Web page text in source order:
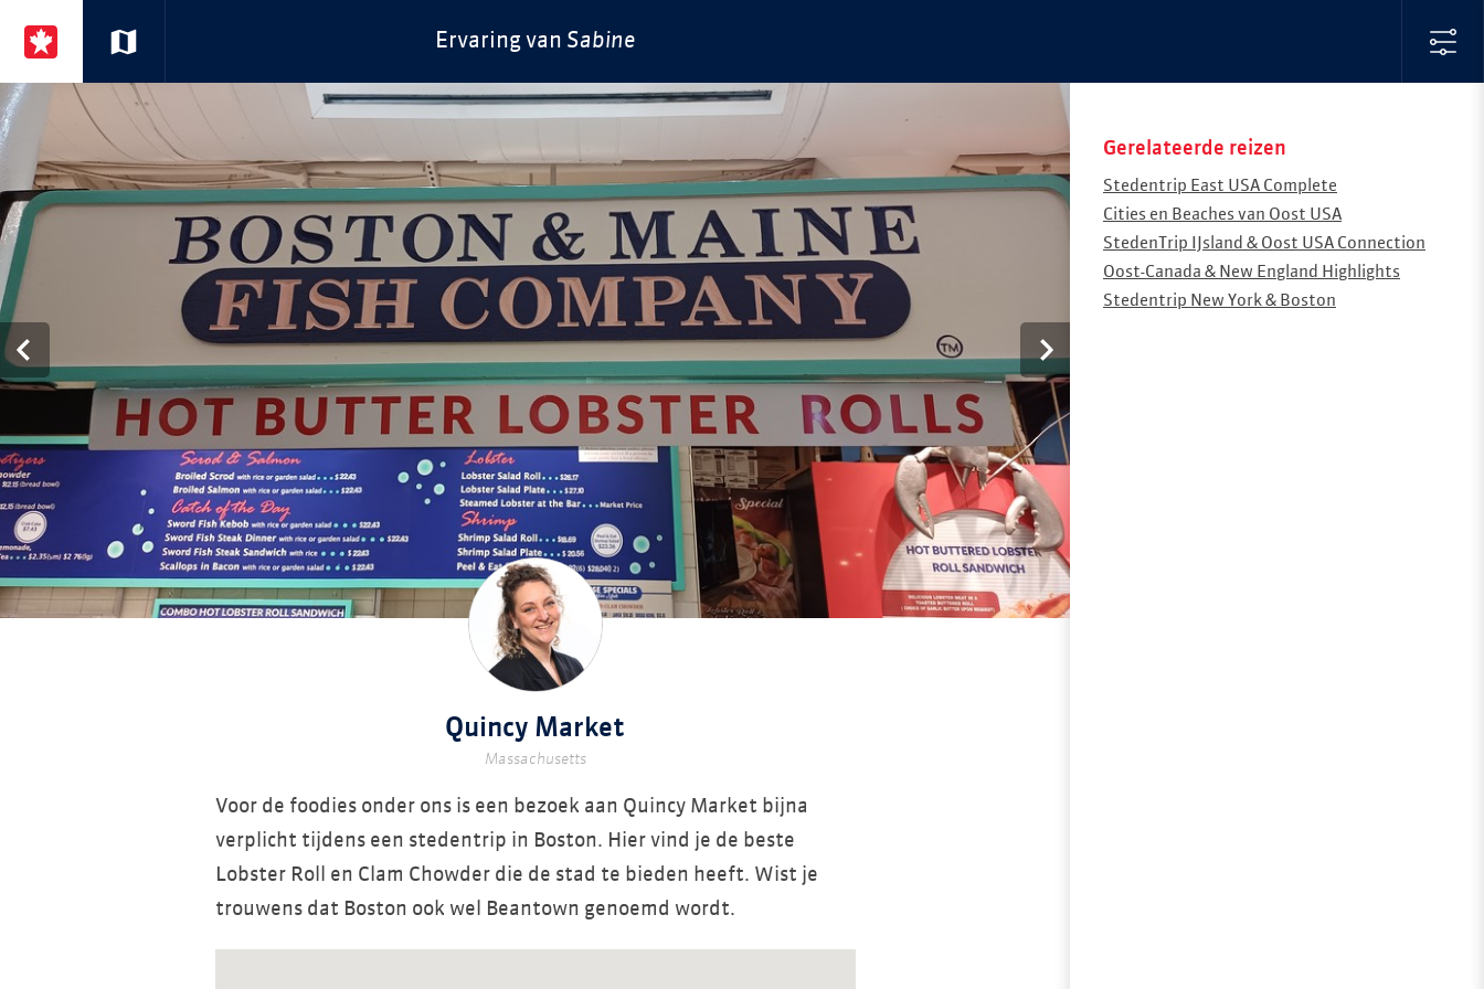
Ervaring van Sabine
Quincy Market
Massachusetts
Voor de foodies onder ons is een bezoek aan Quincy Market bijna
verplicht tijdens een stedentrip in Boston. Hier vind je de beste
Lobster Roll en Clam Chowder die de stad te bieden heeft. Wist je
trouwens dat Boston ook wel Beantown genoemd wordt.
Gerelateerde reizen
Stedentrip East USA Complete
Cities en Beaches van Oost USA
StedenTrip IJsland & Oost USA Connection
Oost-Canada & New England Highlights
Stedentrip New York & Boston